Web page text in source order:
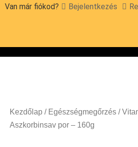
Van már fiókod? Bejelentkezés
Kezdőlap / Egészségmegőrzés /
Aszkorbinsav por – 160g